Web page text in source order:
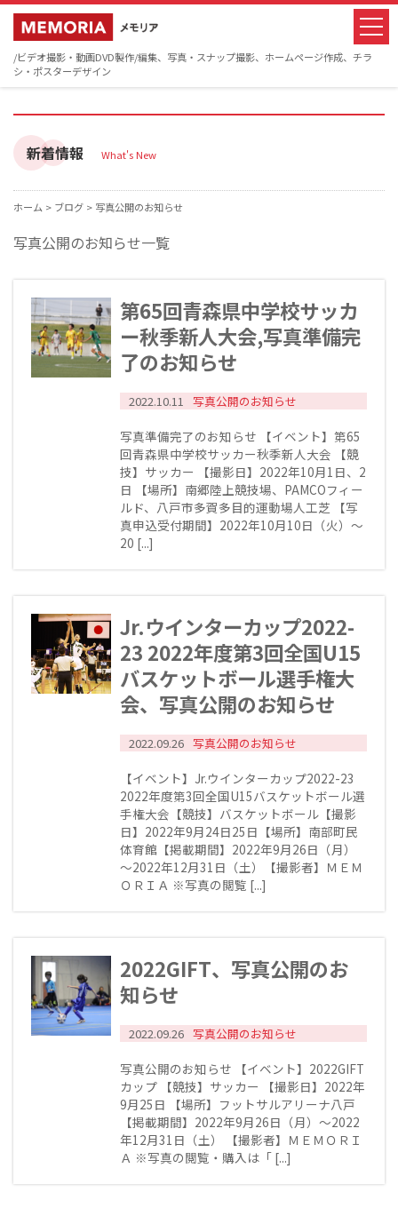
/ビデオ撮影・動画DVD製作/編集、写真・スナップ撮影、ホームページ作成、チラ
シ・ポスターデザイン
新着情報 What's New
ホーム > ブログ > 写真公開のお知らせ
写真公開のお知らせ一覧
第65回青森県中学校サッカ
ー秋季新人大会,写真準備完
了のお知らせ
2022.10.11 写真公開のお知らせ
写真準備完了のお知らせ 【イベント】第65
回青森県中学校サッカー秋季新人大会 【競
技】サッカー 【撮影日】2022年10月1日、2
日 【場所】南郷陸上競技場、PAMCOフィー
ルド、八戸市多賀多目的運動場人工芝 【写
真申込受付期間】2022年10月10日（火）～
20 [...]
Jr.ウインターカップ2022-
23 2022年度第3回全国U15
バスケットボール選手権大
会、写真公開のお知らせ
2022.09.26 写真公開のお知らせ
【イベント】Jr.ウインターカップ2022-23
2022年度第3回全国U15バスケットボール選
手権大会【競技】バスケットボール【撮影
日】2022年9月24日25日【場所】南部町民
体育館【掲載期間】2022年9月26日（月）
～2022年12月31日（土）【撮影者】ＭＥＭ
ＯＲＩＡ ※写真の閲覧 [...]
2022GIFT、写真公開のお
知らせ
2022.09.26 写真公開のお知らせ
写真公開のお知らせ 【イベント】2022GIFT
カップ 【競技】サッカー 【撮影日】2022年
9月25日 【場所】フットサルアリーナ八戸
【掲載期間】2022年9月26日（月）～2022
年12月31日（土） 【撮影者】ＭＥＭＯＲＩ
Ａ ※写真の閲覧・購入は「 [...]